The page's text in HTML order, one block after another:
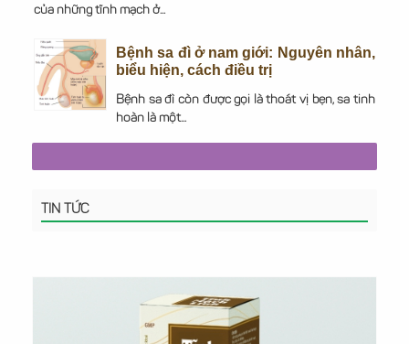
của những tĩnh mạch ở...
Bệnh sa đì ở nam giới: Nguyên nhân,
biểu hiện, cách điều trị
Bệnh sa đì còn được gọi là thoát vị bẹn, sa tinh
hoàn là một...
TIN TỨC